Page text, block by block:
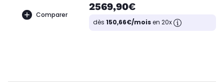
Comparer
2569,90€
dès 150,66€/moisen 20x